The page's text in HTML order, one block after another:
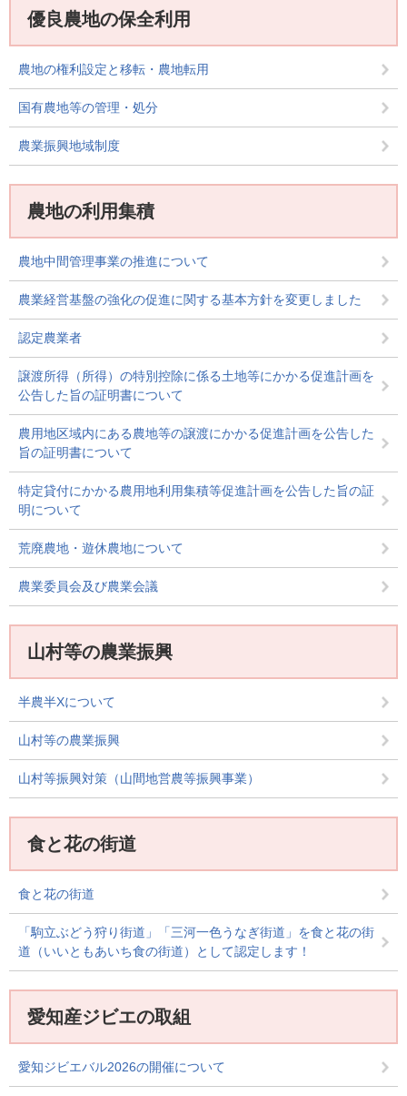
優良農地の保全利用
農地の権利設定と移転・農地転用
国有農地等の管理・処分
農業振興地域制度
農地の利用集積
農地中間管理事業の推進について
農業経営基盤の強化の促進に関する基本方針を変更しました
認定農業者
譲渡所得（所得）の特別控除に係る土地等にかかる促進計画を
公告した旨の証明書について
農用地区域内にある農地等の譲渡にかかる促進計画を公告した
旨の証明書について
特定貸付にかかる農用地利用集積等促進計画を公告した旨の証
明について
荒廃農地・遊休農地について
農業委員会及び農業会議
山村等の農業振興
半農半Xについて
山村等の農業振興
山村等振興対策（山間地営農等振興事業）
食と花の街道
食と花の街道
「駒立ぶどう狩り街道」「三河一色うなぎ街道」を食と花の街
道（いいともあいち食の街道）として認定します！
愛知産ジビエの取組
愛知ジビエバル2026の開催について